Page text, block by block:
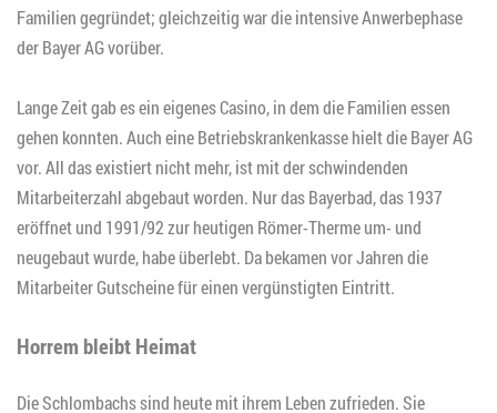
Familien gegründet; gleichzeitig war die intensive Anwerbephase
der Bayer AG vorüber.
Lange Zeit gab es ein eigenes Casino, in dem die Familien essen
gehen konnten. Auch eine Betriebskrankenkasse hielt die Bayer AG
vor. All das existiert nicht mehr, ist mit der schwindenden
Mitarbeiterzahl abgebaut worden. Nur das Bayerbad, das 1937
eröffnet und 1991/92 zur heutigen Römer-Therme um- und
neugebaut wurde, habe überlebt. Da bekamen vor Jahren die
Mitarbeiter Gutscheine für einen vergünstigten Eintritt.
Horrem bleibt Heimat
Die Schlombachs sind heute mit ihrem Leben zufrieden. Sie